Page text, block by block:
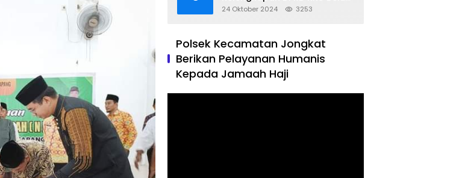
Terbentuk
24 Oktober 2024 3253
Polsek Kecamatan Jongkat
Berikan Pelayanan Humanis
Kepada Jamaah Haji